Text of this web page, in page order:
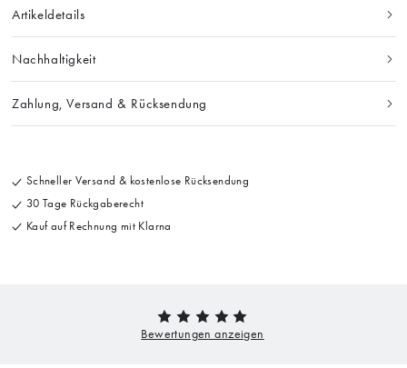
Artikeldetails
Nachhaltigkeit
Zahlung, Versand & Rücksendung
Schneller Versand & kostenlose Rücksendung
30 Tage Rückgaberecht
Kauf auf Rechnung mit Klarna